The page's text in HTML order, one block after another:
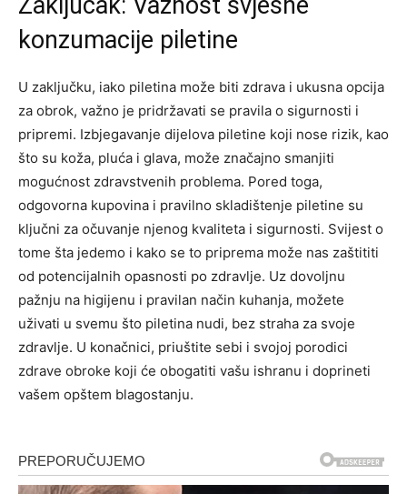
konzumacije piletine
U zaključku, iako piletina može biti zdrava i ukusna opcija
za obrok, važno je pridržavati se pravila o sigurnosti i
pripremi. Izbjegavanje dijelova piletine koji nose rizik, kao
što su koža, pluća i glava, može značajno smanjiti
mogućnost zdravstvenih problema. Pored toga,
odgovorna kupovina i pravilno skladištenje piletine su
ključni za očuvanje njenog kvaliteta i sigurnosti. Svijest o
tome šta jedemo i kako se to priprema može nas zaštititi
od potencijalnih opasnosti po zdravlje. Uz dovoljnu
pažnju na higijenu i pravilan način kuhanja, možete
uživati u svemu što piletina nudi, bez straha za svoje
zdravlje. U konačnici, priuštite sebi i svojoj porodici
zdrave obroke koji će obogatiti vašu ishranu i doprineti
vašem opštem blagostanju.